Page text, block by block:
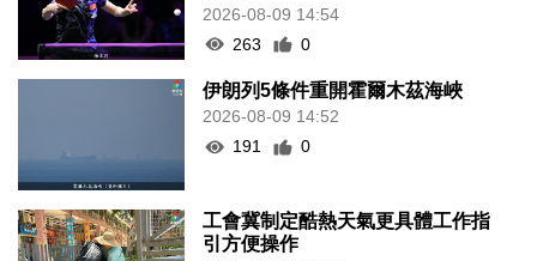
2026-08-09 14:54
263
0
伊朗列5條件重開霍爾木茲海峽
2026-08-09 14:52
191
0
工會冀制定酷熱天氣更具體工作指
引方便操作